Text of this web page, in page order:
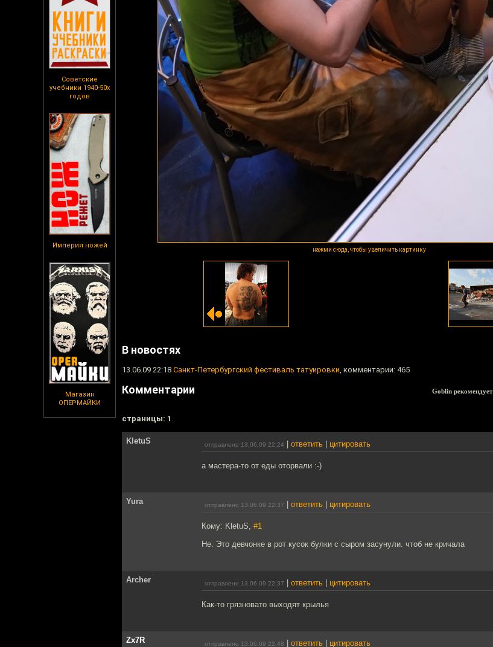
Советские
учебники 1940-50х
годов
Империя ножей
Магазин
ОПЕРМАЙКИ
нажми сюда, чтобы увеличить картинку
В новостях
13.06.09 22:18 Санкт-Петербургский фестиваль татуировки, комментарии: 465
Комментарии Goblin рекомендует
cтраницы: 1
KletuS отправлено 13.06.09 22:24 ответить цитировать
а мастера-то от еды оторвали :-)
Yura отправлено 13.06.09 22:37 ответить цитировать
Кому: KletuS, #1
Не. Это девчонке в рот кусок булки с сыром засунули. чтоб не кричала
Archer отправлено 13.06.09 22:37 ответить цитировать
Как-то грязновато выходят крылья
Zx7R отправлено 13.06.09 22:48 ответить цитировать